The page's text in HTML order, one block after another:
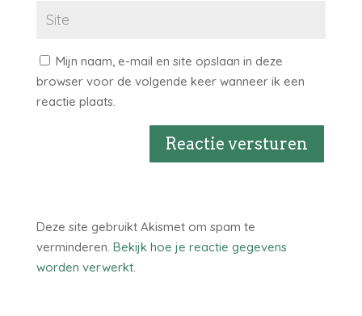
Mijn naam, e-mail en site opslaan in deze
browser voor de volgende keer wanneer ik een
reactie plaats.
Reactie versturen
Deze site gebruikt Akismet om spam te
verminderen. Bekijk hoe je reactie gegevens
worden verwerkt.